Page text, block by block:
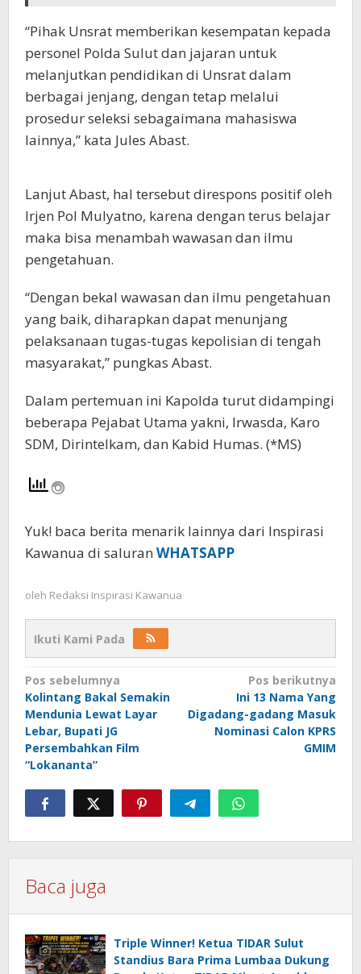
“Pihak Unsrat memberikan kesempatan kepada
personel Polda Sulut dan jajaran untuk
melanjutkan pendidikan di Unsrat dalam
berbagai jenjang, dengan tetap melalui
prosedur seleksi sebagaimana mahasiswa
lainnya,” kata Jules Abast.
Lanjut Abast, hal tersebut direspons positif oleh
Irjen Pol Mulyatno, karena dengan terus belajar
maka bisa menambah wawasan dan ilmu
pengetahuan.
“Dengan bekal wawasan dan ilmu pengetahuan
yang baik, diharapkan dapat menunjang
pelaksanaan tugas-tugas kepolisian di tengah
masyarakat,” pungkas Abast.
Dalam pertemuan ini Kapolda turut didampingi
beberapa Pejabat Utama yakni, Irwasda, Karo
SDM, Dirintelkam, dan Kabid Humas. (*MS)
Yuk! baca berita menarik lainnya dari Inspirasi
Kawanua di saluran WHATSAPP
oleh Redaksi Inspirasi Kawanua
Ikuti Kami Pada
Navigasi
pos
Pos sebelumnya
Kolintang Bakal Semakin
Mendunia Lewat Layar
Lebar, Bupati JG
Persembahkan Film
“Lokananta”
Pos berikutnya
Ini 13 Nama Yang
Digadang-gadang Masuk
Nominasi Calon KPRS
GMIM
Baca juga
Triple Winner! Ketua TIDAR Sulut
Standius Bara Prima Lumbaa Dukung